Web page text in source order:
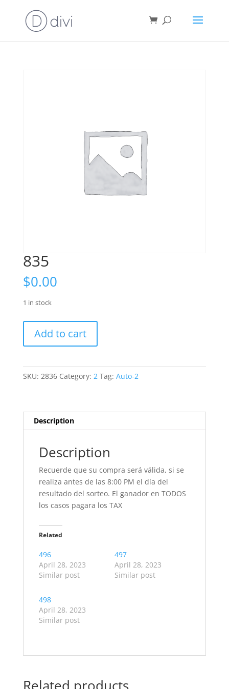
835
$0.00
1 in stock
quantity
Add to cart
SKU: 2836 Category: 2 Tag: Auto-2
Description
Description
Recuerde que su compra será válida, si se
realiza antes de las 8:00 PM el día del
resultado del sorteo. El ganador en TODOS
los casos pagara los TAX
Related
496
April 28, 2023
Similar post
497
April 28, 2023
Similar post
498
April 28, 2023
Similar post